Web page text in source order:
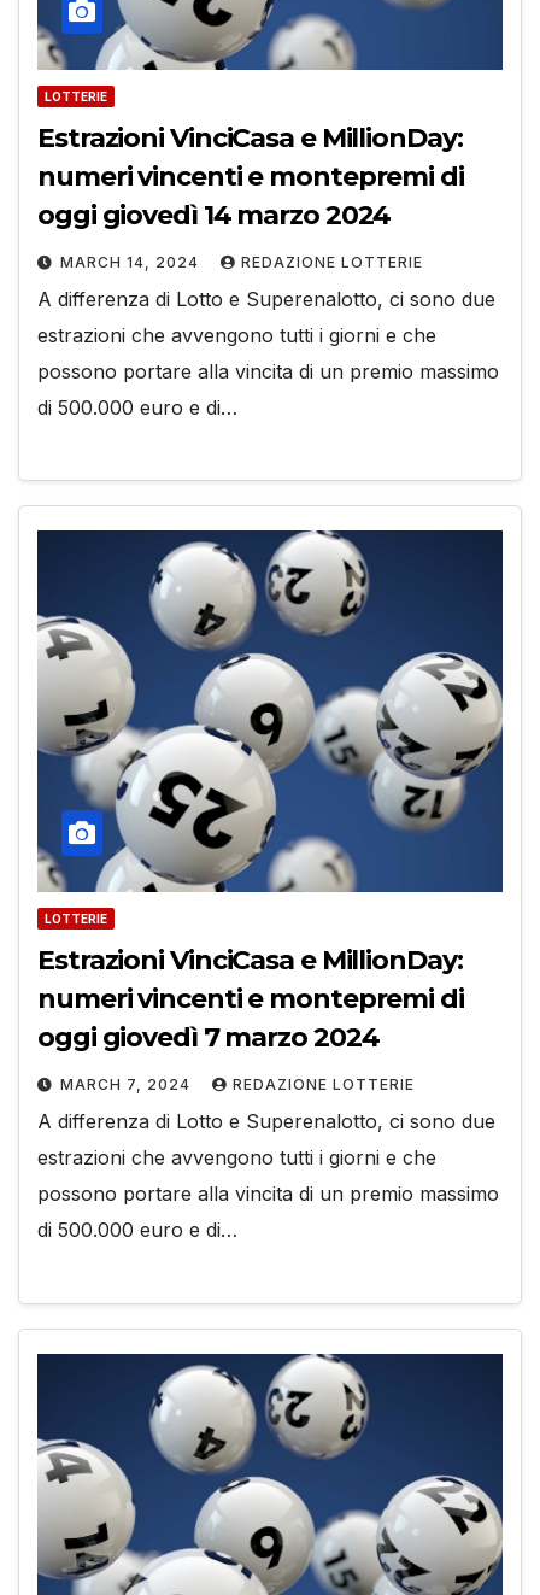
LOTTERIE
Estrazioni VinciCasa e MillionDay:
numeri vincenti e montepremi di
oggi giovedì 14 marzo 2024
MARCH 14, 2024 REDAZIONE LOTTERIE
A differenza di Lotto e Superenalotto, ci sono due
estrazioni che avvengono tutti i giorni e che
possono portare alla vincita di un premio massimo
di 500.000 euro e di…
LOTTERIE
Estrazioni VinciCasa e MillionDay:
numeri vincenti e montepremi di
oggi giovedì 7 marzo 2024
MARCH 7, 2024 REDAZIONE LOTTERIE
A differenza di Lotto e Superenalotto, ci sono due
estrazioni che avvengono tutti i giorni e che
possono portare alla vincita di un premio massimo
di 500.000 euro e di…